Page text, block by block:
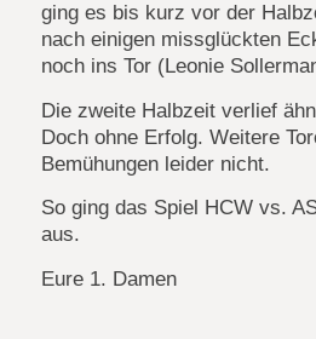
ging es bis kurz vor der
nach einigen missglückten
noch ins Tor (Leonie
Die zweite Halbzeit verlief
Doch ohne Erfolg. Weitere
Bemühungen leider nicht.
So ging das Spiel HCW vs.
aus.
Eure 1. Damen